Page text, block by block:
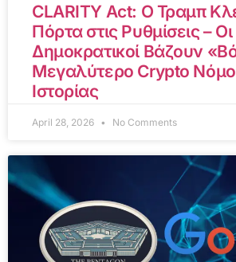
CLARITY Act: Ο Τραμπ
Πόρτα στις Ρυθμίσεις – Οι
Δημοκρατικοί Βάζουν
Μεγαλύτερο Crypto
Ιστορίας
April 28, 2026 No Comments